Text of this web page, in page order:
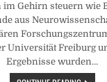
Gehirn steuern wie
aus
Universität Freiburg
Ergebnisse wurden…